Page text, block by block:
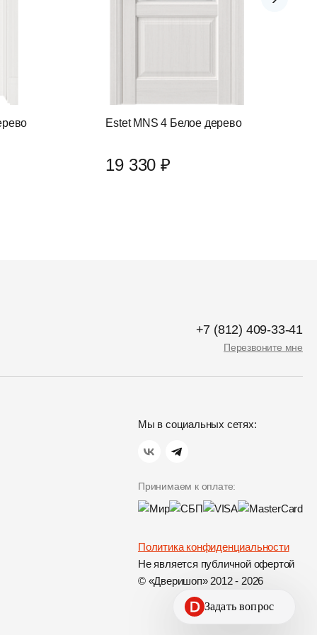
Estet MNS 4 Белое дерево
19 330 ₽
+7 (812) 409-33-41
Перезвоните мне
Мы в социальных сетях:
Принимаем к оплате:
Политика конфиденциальности
Не является публичной офертой
© «Дверишоп» 2012 - 2026